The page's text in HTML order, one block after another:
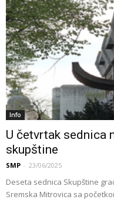
Info
U četvrtak sednica
skupštine
SMP - 23/06/2025
Deseta sednica Skupštine
Sremska Mitrovica sa